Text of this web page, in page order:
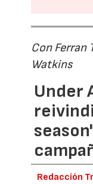
Con Ferran
Watkins
Under
Redacción